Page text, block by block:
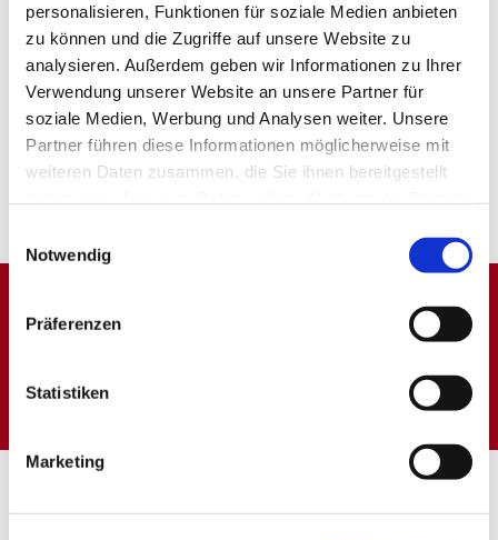
personalisieren, Funktionen für soziale Medien anbieten
zu können und die Zugriffe auf unsere Website zu
analysieren. Außerdem geben wir Informationen zu Ihrer
Verwendung unserer Website an unsere Partner für
soziale Medien, Werbung und Analysen weiter. Unsere
Partner führen diese Informationen möglicherweise mit
weiteren Daten zusammen, die Sie ihnen bereitgestellt
Notwendig
Präferenzen
Statistiken
Marketing
Dies könnte Sie auch